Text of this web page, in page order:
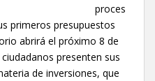
proces
primeros presupuestos
abrirá el próximo 8 de
presenten sus
de inversiones, que